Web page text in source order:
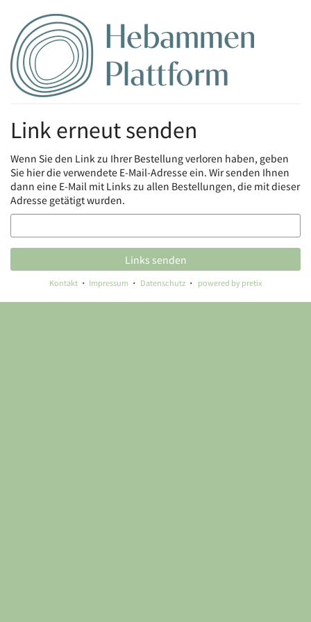
Haupt-
Inhalt
springen
Link erneut senden
Wenn Sie den Link zu Ihrer Bestellung verloren haben, geben
Sie hier die verwendete E-Mail-Adresse ein. Wir senden Ihnen
dann eine E-Mail mit Links zu allen Bestellungen, die mit dieser
Adresse getätigt wurden.
E-
Mail
Links senden
Kontakt Impressum Datenschutz powered by pretix